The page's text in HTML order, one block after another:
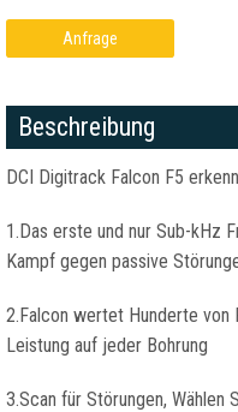
Anfrage
Beschreibung
DCI Digitrack Falcon F5
1.Das erste und nur Sub-kHz
Kampf gegen passive
2.Falcon wertet Hunderte von
Leistung auf jeder Bohrung
3.Scan für Störungen, Wählen